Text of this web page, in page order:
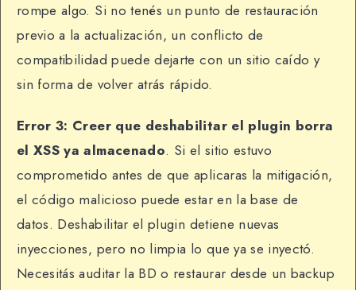
rompe algo. Si no tenés un punto de restauración
previo a la actualización, un conflicto de
compatibilidad puede dejarte con un sitio caído y
sin forma de volver atrás rápido.
Error 3: Creer que deshabilitar el plugin borra
el XSS ya almacenado. Si el sitio estuvo
comprometido antes de que aplicaras la mitigación,
el código malicioso puede estar en la base de
datos. Deshabilitar el plugin detiene nuevas
inyecciones, pero no limpia lo que ya se inyectó.
Necesitás auditar la BD o restaurar desde un backup